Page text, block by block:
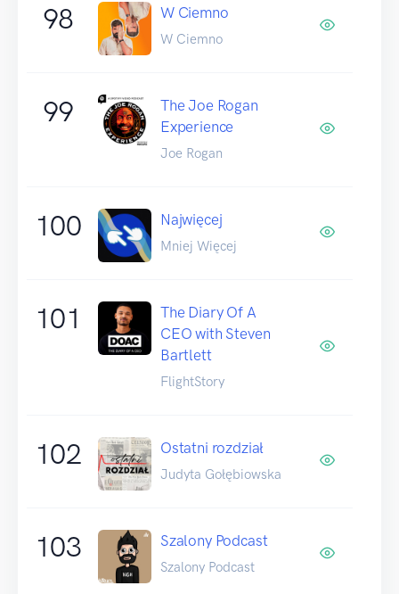
98 W Ciemno
W Ciemno
99
The Joe Rogan
Experience
Joe Rogan
100 Najwięcej
Mniej Więcej
101
The Diary Of A
CEO with Steven
Bartlett
FlightStory
102 Ostatni rozdział
Judyta Gołębiowska
103 Szalony Podcast
Szalony Podcast